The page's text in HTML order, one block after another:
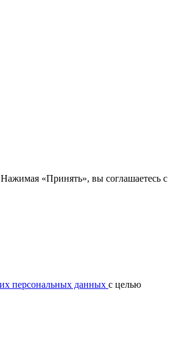
«Принять», вы соглашаетесь с
персональных данных с целью